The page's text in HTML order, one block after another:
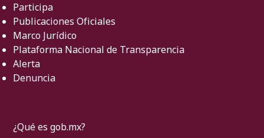
Participa
Publicaciones Oficiales
Marco Jurídico
Plataforma Nacional de Transparencia
Alerta
Denuncia
¿Qué es gob.mx?